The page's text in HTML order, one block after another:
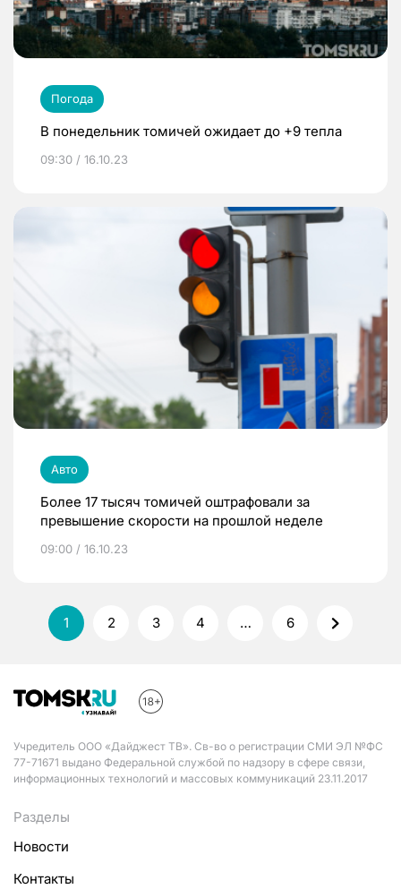
Погода
В понедельник томичей ожидает до +9 тепла
09:30 / 16.10.23
Авто
Более 17 тысяч томичей оштрафовали за
превышение скорости на прошлой неделе
09:00 / 16.10.23
1 2 3 4 … 6
Учредитель ООО «Дайджест ТВ». Св-во о регистрации СМИ ЭЛ №ФС
77-71671 выдано Федеральной службой по надзору в сфере связи,
информационных технологий и массовых коммуникаций 23.11.2017
Разделы
Новости
Контакты